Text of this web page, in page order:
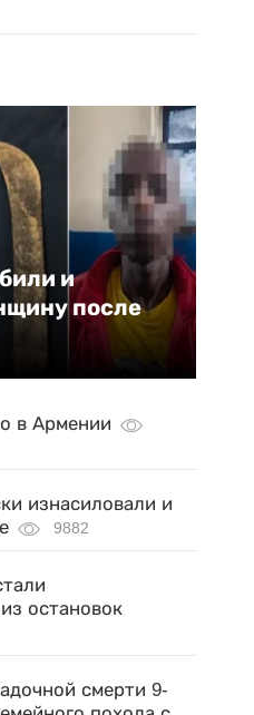
и
после
в Армении
изнасиловали и
9882
остановок
смерти 9-